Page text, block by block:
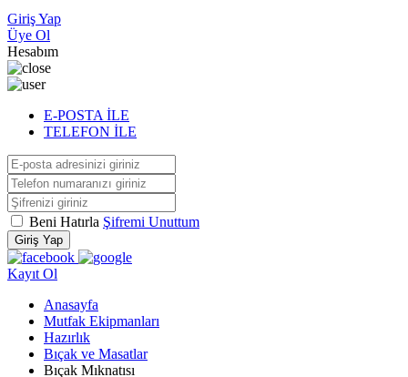
Giriş Yap
Üye Ol
Hesabım
E-POSTA İLE
TELEFON İLE
Beni Hatırla Şifremi Unuttum
Giriş Yap
Kayıt Ol
Anasayfa
Mutfak Ekipmanları
Hazırlık
Bıçak ve Masatlar
Bıçak Mıknatısı